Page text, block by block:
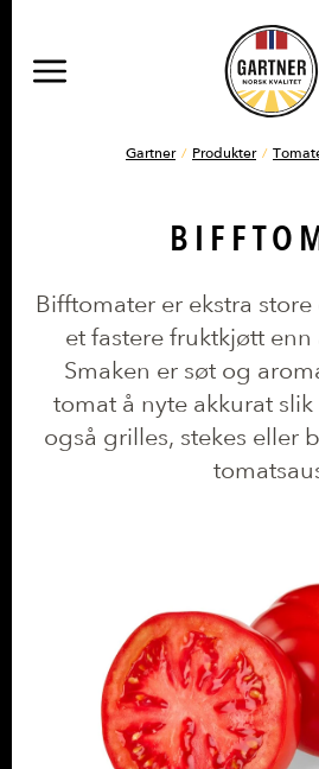
DU ER HER
Gartner Produkter
Bifftomater er ekstra
et fastere fruktkjøtt
Smaken er søt og
tomat å nyte akkurat
også grilles, stekes eller